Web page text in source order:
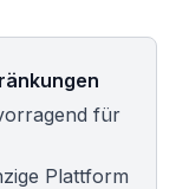
für
Plattform